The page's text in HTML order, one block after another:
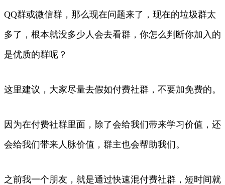
QQ群或微信群，那么现在问题来了，现在的垃圾群太
多了，根本就没多少人会去看群，你怎么判断你加入的
是优质的群呢？
这里建议，大家尽量去假如付费社群，不要加免费的。
因为在付费社群里面，除了会给我们带来学习价值，还
会给我们带来人脉价值，群主也会帮助我们。
之前我一个朋友，就是通过快速混付费社群，短时间就